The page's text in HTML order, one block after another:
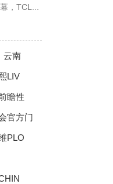
，TCL...
云南
LIV
瞻性
官方门
PLO